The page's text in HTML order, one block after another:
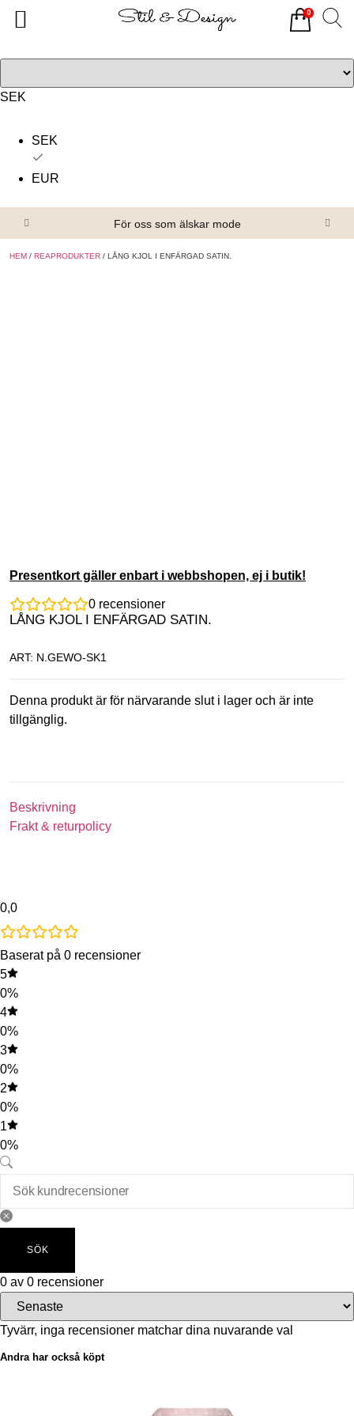
SEK
SEK
EUR
För oss som älskar mode
HEM / REAPRODUKTER / LÅNG KJOL I ENFÄRGAD SATIN.
Presentkort gäller enbart i webbshopen, ej i butik!
0 recensioner
LÅNG KJOL I ENFÄRGAD SATIN.
ART: N.GEWO-SK1
Denna produkt är för närvarande slut i lager och är inte
tillgänglig.
Beskrivning
Frakt & returpolicy
0,0
Baserat på 0 recensioner
5
0%
4
0%
3
0%
2
0%
1
0%
SÖK
0 av 0 recensioner
Tyvärr, inga recensioner matchar dina nuvarande val
Andra har också köpt
0
Alla produkter
Om oss